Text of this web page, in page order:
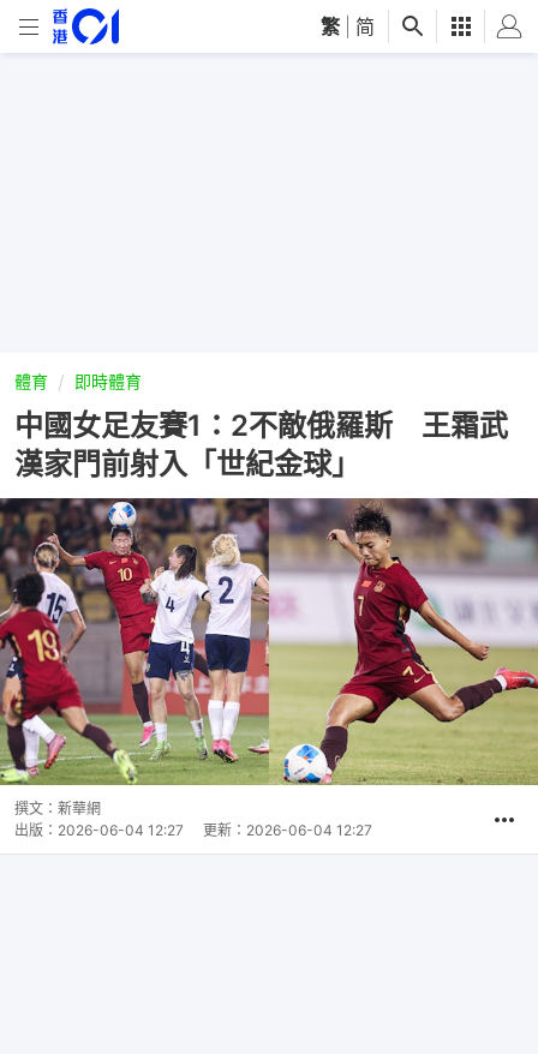
繁 简
體育 即時體育
中國女足友賽1：2不敵俄羅斯 王霜武
漢家門前射入「世紀金球」
撰文： 新華網
出版： 2026-06-04 12:27 更新： 2026-06-04 12:27